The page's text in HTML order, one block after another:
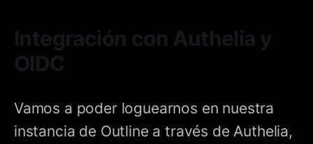
Integración con Authelia y
OIDC
Vamos a poder loguearnos en nuestra
instancia de Outline a través de Authelia,